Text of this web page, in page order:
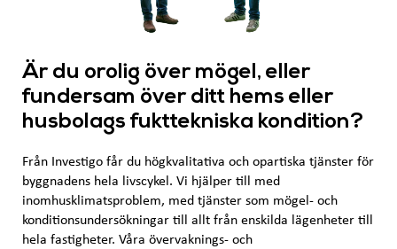
Är du orolig över mögel, eller
fundersam över ditt hems eller
husbolags fukttekniska kondition?
Från Investigo får du högkvalitativa och opartiska tjänster för
byggnadens hela livscykel. Vi hjälper till med
inomhusklimatsproblem, med tjänster som mögel- och
konditionsundersökningar till allt från enskilda lägenheter till
hela fastigheter. Våra övervaknings- och